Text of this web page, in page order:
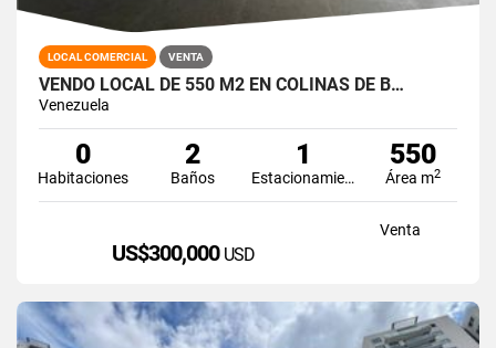
LOCAL COMERCIAL VENTA
VENDO LOCAL DE 550 M2 EN COLINAS DE B…
Venezuela
0
Habitaciones
2
Baños
1
Estacionamiento
550
Área m2
Venta
US$300,000 USD